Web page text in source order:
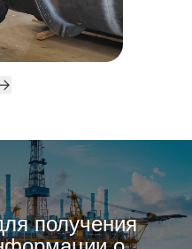
получения